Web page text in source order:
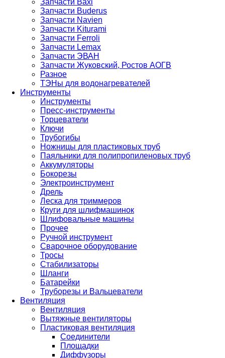
Запчасти Baxi
Запчасти Buderus
Запчасти Navien
Запчасти Kiturami
Запчасти Ferroli
Запчасти Lemax
Запчасти ЭВАН
Запчасти Жуковский, Ростов АОГВ
Разное
ТЭНы для водонагревателей
Инструменты
Инструменты
Пресс-инструменты
Торцеватели
Ключи
Трубогибы
Ножницы для пластиковых труб
Паяльники для полипропиленовых труб
Аккумуляторы
Бокорезы
Электроинструмент
Дрель
Леска для триммеров
Круги для шлифмашинок
Шлифовальные машины
Прочее
Ручной инструмент
Сварочное оборудование
Тросы
Стабилизаторы
Шланги
Батарейки
Труборезы и Вальцеватели
Вентиляция
Вентиляция
Вытяжные вентиляторы
Пластиковая вентиляция
Соединители
Площадки
Диффузоры